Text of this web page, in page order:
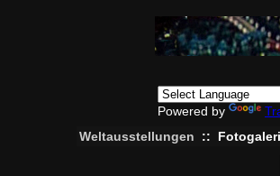
Powered by
Weltausstellungen ::